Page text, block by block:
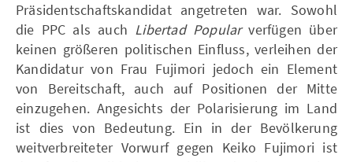
Präsidentschaftskandidat angetreten war. Sowohl
die PPC als auch Libertad Popularverfügen über
keinen größeren politischen Einfluss, verleihen der
Kandidatur von Frau Fujimori jedoch ein Element
von Bereitschaft, auch auf Positionen der Mitte
einzugehen. Angesichts der Polarisierung im Land
ist dies von Bedeutung. Ein in der Bevölkerung
weitverbreiteter Vorwurf gegen Keiko Fujimori ist